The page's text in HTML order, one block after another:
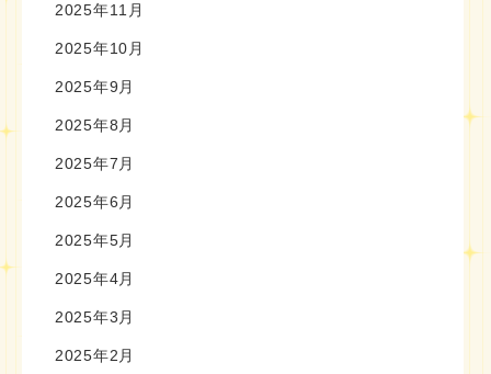
2025年11月
2025年10月
2025年9月
2025年8月
2025年7月
2025年6月
2025年5月
2025年4月
2025年3月
2025年2月